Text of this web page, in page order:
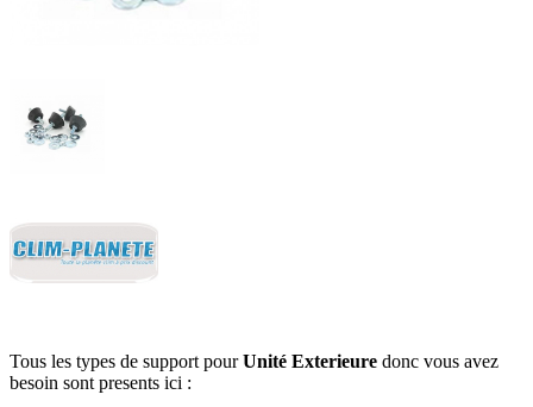
Tous les types de support pourUnité Exterieure donc vous avez
besoin sont presents ici :